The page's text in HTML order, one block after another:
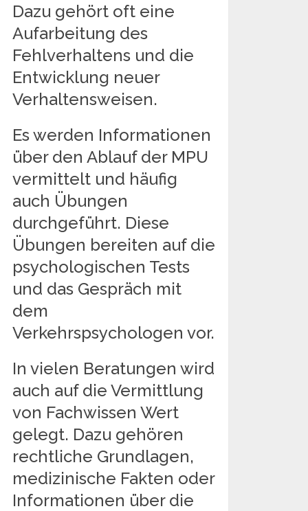
Dazu gehört oft eine
Aufarbeitung des
Fehlverhaltens und die
Entwicklung neuer
Verhaltensweisen.
Es werden Informationen
über den Ablauf der MPU
vermittelt und häufig
auch Übungen
durchgeführt. Diese
Übungen bereiten auf die
psychologischen Tests
und das Gespräch mit
dem
Verkehrspsychologen vor.
In vielen Beratungen wird
auch auf die Vermittlung
von Fachwissen Wert
gelegt. Dazu gehören
rechtliche Grundlagen,
medizinische Fakten oder
Informationen über die